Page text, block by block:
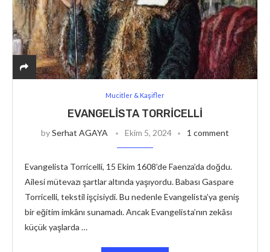
Mucitler & Kaşifler
EVANGELISTA TORRICELLI
bySerhat AGAYA Ekim 5, 2024 1 comment
Evangelista Torricelli, 15 Ekim 1608’de Faenza’da doğdu.
Ailesi mütevazı şartlar altında yaşıyordu. Babası Gaspare
Torricelli, tekstil işçisiydi. Bu nedenle Evangelista’ya geniş
bir eğitim imkânı sunamadı. Ancak Evangelista’nın zekâsı
küçük yaşlarda …